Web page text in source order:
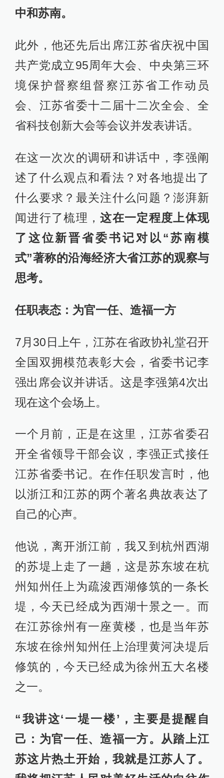
中和苏南。
此外，他还先后出席江苏省庆祝中国
共产党成立95周年大会、中央第三环
境保护督察组督察江苏省工作动员
会、江苏省委十二届十二次全会、全
省科技创新大会等会议并发表讲话。
在这一次次的调研和讲话中，李强阐
述了什么观点和看法？对各地提出了
什么要求？最关注什么问题？澎湃新
闻进行了梳理，这在一定程度上体现
了这位新晋省委书记对以“苏南模
式”著称的沿海经济大省江苏的观察与
思考。
任职表态：为官一任、造福一方
7月30日上午，江苏在省政协礼堂召开
全国双拥模范表彰大会，省委书记李
强出席会议并讲话。这是李强第4次出
现在这个会场上。
一个月前，正是在这里，江苏省委召
开全省领导干部会议，李强正式接任
江苏省委书记。在作任职发言时，他
以浙江和江苏的两个著名典故表达了
自己的心声。
他说，离开浙江前，我又到杭州西湖
的苏堤上走了一趟，这是苏东坡在杭
州知州任上为疏浚西湖修筑的一条长
堤，今天已经成为西湖十景之一。而
在江苏徐州有一座黄楼，也是当年苏
东坡在徐州知州任上治理黄河决堤后
修筑的，今天已经成为徐州五大名楼
之一。
“我讲这‘一堤一楼’，主要是提醒自
己：为官一任、造福一方。从踏上江
苏这片热土开始，我就是江苏人了。